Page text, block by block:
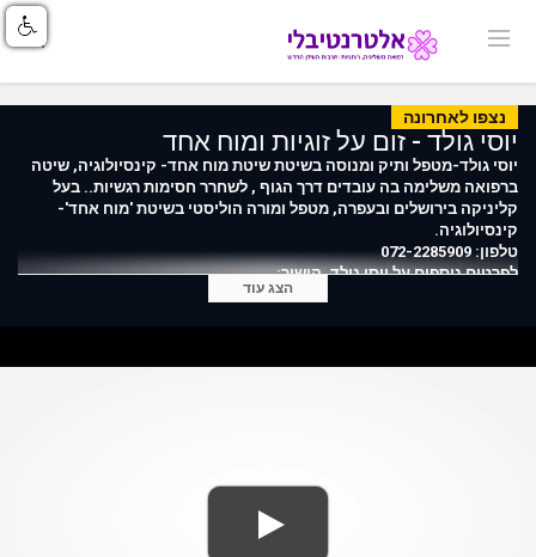
נצפו לאחרונה
יוסי גולד - זום על זוגיות ומוח אחד
יוסי גולד-מטפל ותיק ומנוסה בשיטת שיטת מוח אחד- קינסיולוגיה, שיטה
ברפואה משלימה בה עובדים דרך הגוף , לשחרר חסימות רגשיות.. בעל
קליניקה בירושלים ובעפרה, מטפל ומורה הוליסטי בשיטת 'מוח אחד'-
קינסיולוגיה.
טלפון: 072-2285909
לפרטים נוספים על יוסי גולד, קישור:
https://index.alternativli.co.il/1987.html
הצג עוד